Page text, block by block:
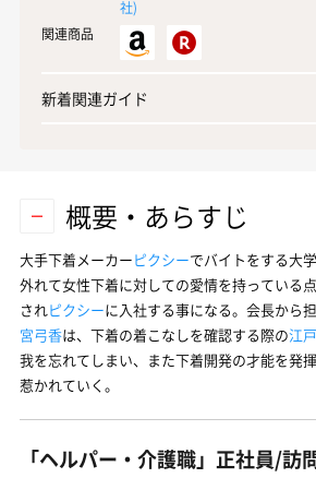
社)
関連商品
新着関連ガイド
概要・あらすじ
大手下着メーカーピクシーでバイトをする大
外れて女性下着に対しての愛情を持っている
されピクシーに入社する事になる。会長から
宮弓香は、下着の着こなしを確認する際の江
我を忘れてしまい、また下着開発の才能を発
惹かれていく。
「ヘルパー・介護職」正社員/訪